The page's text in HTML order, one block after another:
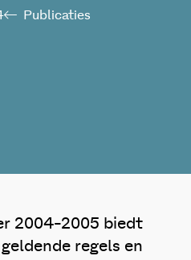
Publicaties
2004-2005 biedt
regels en